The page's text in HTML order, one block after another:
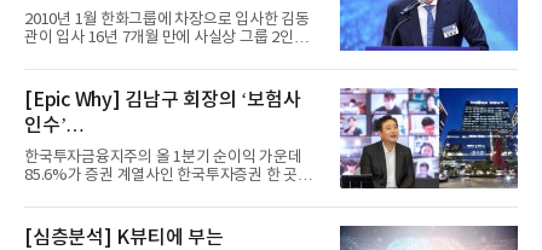
입사 16년 만에 수석부회장 … 경영승
계 ‘초읽기’
2010년 1월 한화그룹에 차장으로 입사한 김동
관이 입사 16년 7개월 만에 사실상 그룹 2인자
[Epic Why] 김남구 회장의 ‘보험사
인수’
발걸음이 신중해진 배경은?
한국투자금융지주의 올 1분기 순이익 가운데
85.6%가 증권 계열사인 한국투자증권 한 곳에
[심층분석] K뷰티에 부는